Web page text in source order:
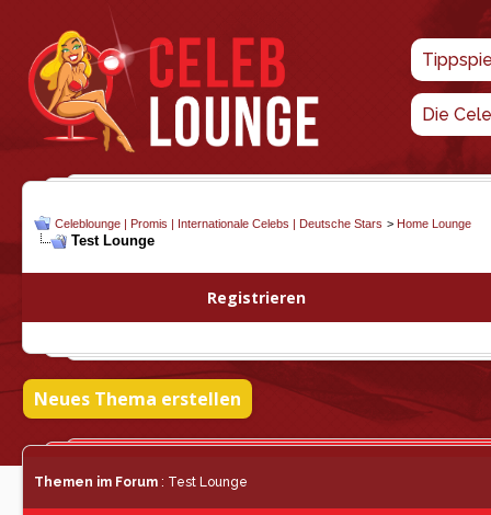
Die
Celeblounge | Promis | Internationale Celebs | Deutsche Stars > Home Lounge
Test Lounge
Registrieren
Neues Thema erstellen
Themen im Forum : Test Lounge